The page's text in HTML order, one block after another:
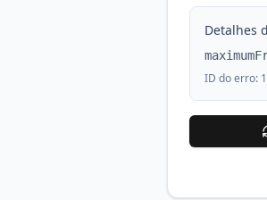
Detalhes
ID do erro: